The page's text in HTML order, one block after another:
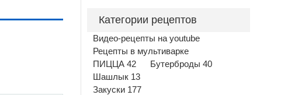
Категории рецептов
Видео-рецепты на youtube
Рецепты в мультиварке
ПИЦЦА 42
Бутерброды 40
Шашлык 13
Закуски 177